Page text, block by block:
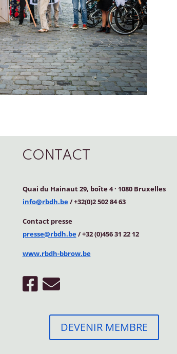
CONTACT
Quai du Hainaut 29, boîte 4· 1080 Bruxelles
info@rbdh.be/ +32(0)2 502 84 63
Contact presse
presse@rbdh.be/ +32 (0)456 31 22 12
www.rbdh-bbrow.be
DEVENIR MEMBRE